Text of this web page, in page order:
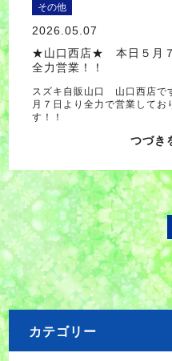
その他
2026.05.07
★山口西店★ 本日５月
全力営業！！
スズキ自販山口 山口西店で
月７日より全力で営業してお
す！！
つづき
カテゴリー